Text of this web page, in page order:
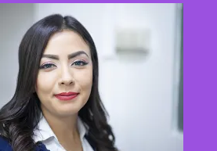
Kaip miegamojo
atmosfera veikia odos
senėjimą?
2026-06-01